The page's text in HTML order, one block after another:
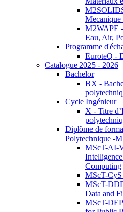
Mecanique
M2WAPE
Eau, Air,
Programme
EuroteQ -
Catalogue 2025 - 2026
Bachelor
BX -
Cycle Ingénieur
X - Titre
Diplôme de
Polytechnique -
MScT-AI-
Computing
MScT-
MScT-
Data and
MScT-